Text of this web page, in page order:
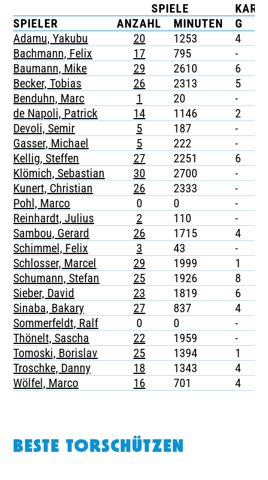
TICKETING
SPIELE
SPIELER
ANZAHL MINUTEN G
Adamu, Yakubu
20 1253 4
Bachmann, Felix
17 795 -
Baumann, Mike
29 2610 6
Becker, Tobias
26 2313 5
Benduhn, Marc
1 20 -
de Napoli, Patrick
14 1146 2
Devoli, Semir
5 187 -
Gasser, Michael
5 222 -
Kellig, Steffen
27 2251 6
Klömich, Sebastian
30 2700 -
Kunert, Christian
26 2333 -
Pohl, Marco
0 0 -
Reinhardt, Julius
2 110 -
Sambou, Gerard
26 1715 4
Schimmel, Felix
3 43 -
Schlosser, Marcel
29 1999 1
Schumann, Stefan
25 1926 8
Sieber, David
23 1819 6
Sinaba, Bakary
27 837 4
Sommerfeldt, Ralf
0 0 -
Thönelt, Sascha
22 1959 -
Tomoski, Borislav
25 1394 1
Troschke, Danny
18 1343 4
Wölfel, Marco
16 701 4
BESTE TORSCHÜTZEN